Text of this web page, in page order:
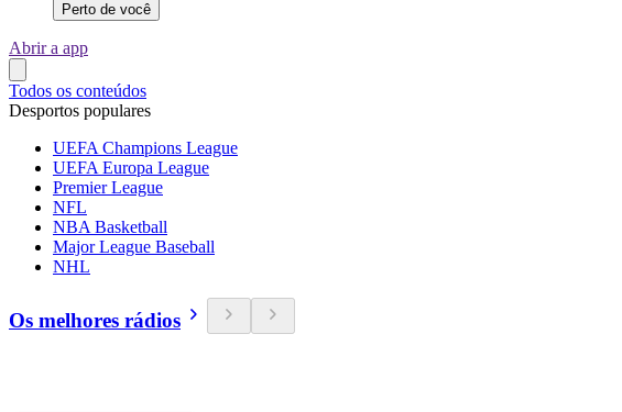
Perto de você
Abrir a app
Todos os conteúdos
Desportos populares
UEFA Champions League
UEFA Europa League
Premier League
NFL
NBA Basketball
Major League Baseball
NHL
Os melhores rádios